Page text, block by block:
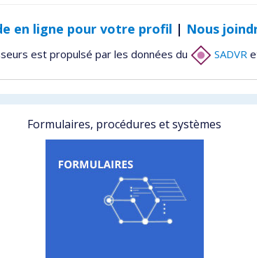
en ligne pour votre profil | Nous
est propulsé par les données du SADVR
Formulaires, procédures et systèmes